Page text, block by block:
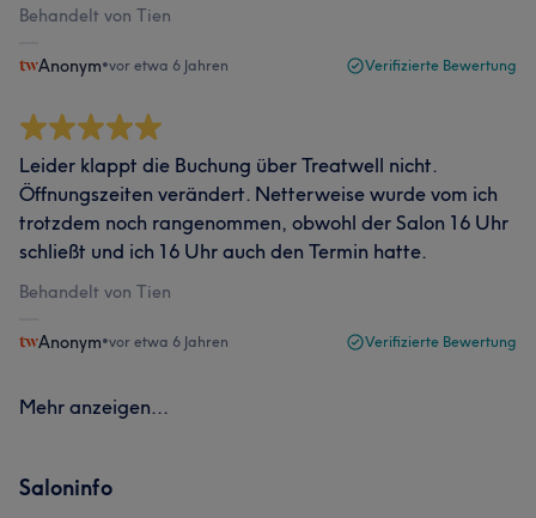
Behandelt von Tien
Anonym•vor etwa 6 Jahren Verifizierte Bewertung
Leider klappt die Buchung über Treatwell nicht.
Öffnungszeiten verändert. Netterweise wurde vom ich
trotzdem noch rangenommen, obwohl der Salon 16 Uhr
schließt und ich 16 Uhr auch den Termin hatte.
Behandelt von Tien
Anonym•vor etwa 6 Jahren Verifizierte Bewertung
Mehr anzeigen...
Saloninfo